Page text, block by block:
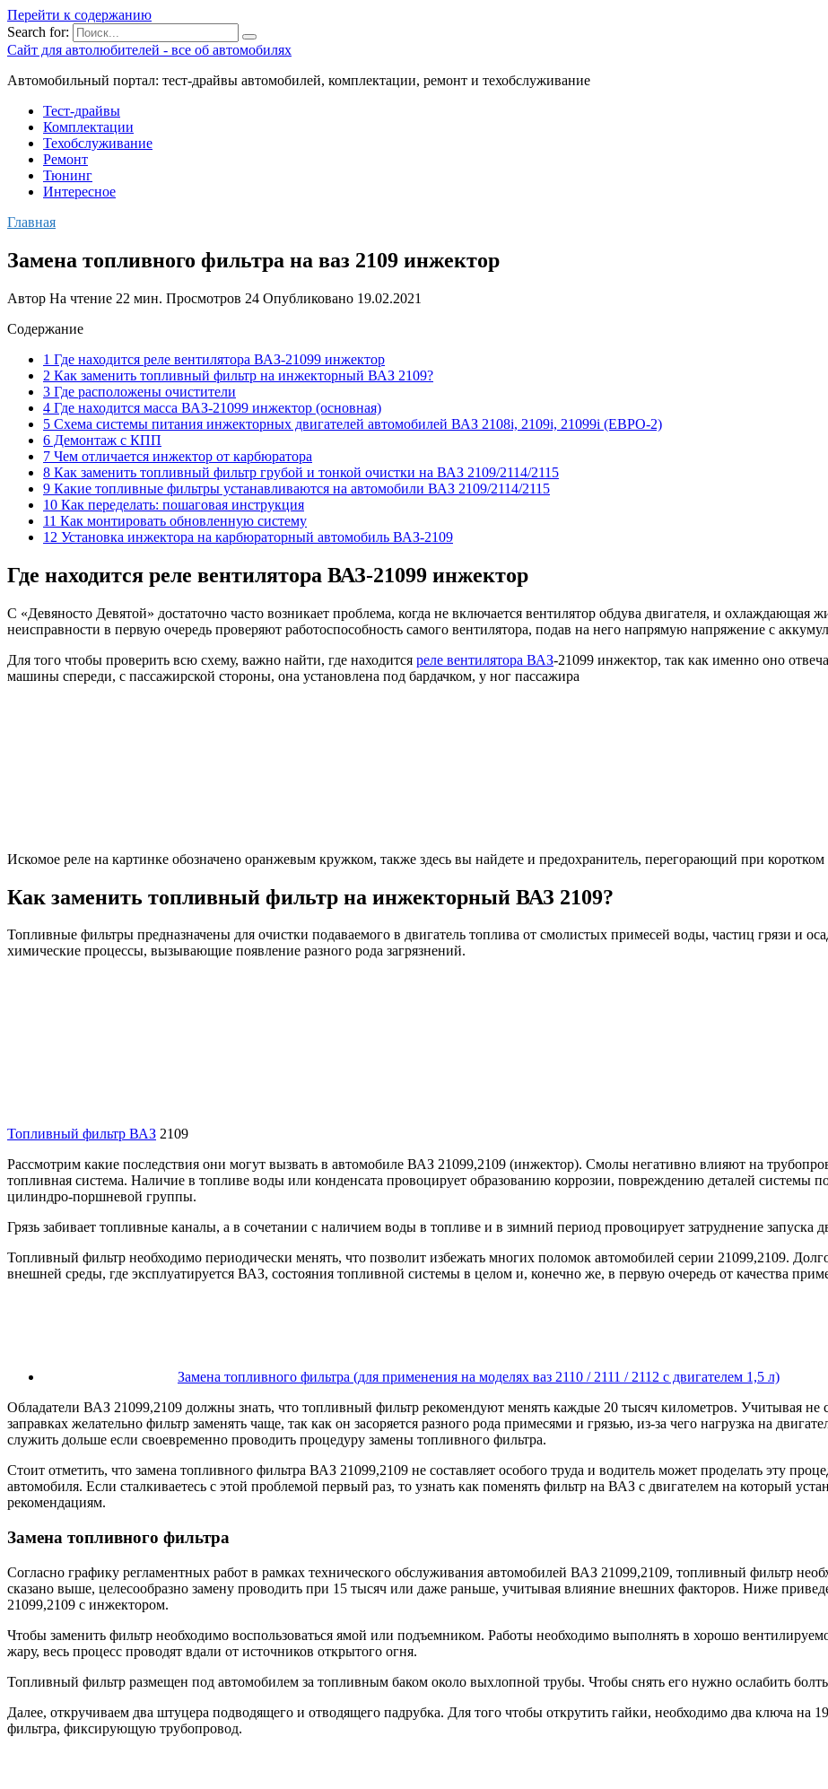
Перейти к содержанию
Search for:
Сайт для автолюбителей - все об автомобилях
Автомобильный портал: тест-драйвы автомобилей, комплектации, ремонт и техобслуживание
Тест-драйвы
Комплектации
Техобслуживание
Ремонт
Тюнинг
Интересное
Главная
Замена топливного фильтра на ваз 2109 инжектор
Автор На чтение 22 мин. Просмотров 24 Опубликовано 19.02.2021
Содержание
1 Где находится реле вентилятора ВАЗ-21099 инжектор
2 Как заменить топливный фильтр на инжекторный ВАЗ 2109?
3 Где расположены очистители
4 Где находится масса ВАЗ-21099 инжектор (основная)
5 Схема системы питания инжекторных двигателей автомобилей ВАЗ 2108i, 2109i, 21099i (ЕВРО-2)
6 Демонтаж с КПП
7 Чем отличается инжектор от карбюратора
8 Как заменить топливный фильтр грубой и тонкой очистки на ВАЗ 2109/2114/2115
9 Какие топливные фильтры устанавливаются на автомобили ВАЗ 2109/2114/2115
10 Как переделать: пошаговая инструкция
11 Как монтировать обновленную систему
12 Установка инжектора на карбюраторный автомобиль ВАЗ-2109
Где находится реле вентилятора ВАЗ-21099 инжектор
С «Девяносто Девятой» достаточно часто возникает проблема, когда не включается вентилятор обдува двигателя, и охлаждающая
неисправности в первую очередь проверяют работоспособность самого вентилятора, подав на него напрямую напряжение с
Для того чтобы проверить всю схему, важно найти, где находится реле вентилятора ВАЗ-21099 инжектор, так как именно оно
машины спереди, с пассажирской стороны, она установлена под бардачком, у ног пассажира
Искомое реле на картинке обозначено оранжевым кружком, также здесь вы найдете и предохранитель, перегорающий при
Как заменить топливный фильтр на инжекторный ВАЗ 2109?
Топливные фильтры предназначены для очистки подаваемого в двигатель топлива от смолистых примесей воды, частиц грязи и
химические процессы, вызывающие появление разного рода загрязнений.
Топливный фильтр ВАЗ 2109
Рассмотрим какие последствия они могут вызвать в автомобиле ВАЗ 21099,2109 (инжектор). Смолы негативно влияют на
топливная система. Наличие в топливе воды или конденсата провоцирует образованию коррозии, повреждению деталей системы
цилиндро-поршневой группы.
Грязь забивает топливные каналы, а в сочетании с наличием воды в топливе и в зимний период провоцирует затруднение запуска
Топливный фильтр необходимо периодически менять, что позволит избежать многих поломок автомобилей серии 21099,2109.
внешней среды, где эксплуатируется ВАЗ, состояния топливной системы в целом и, конечно же, в первую очередь от качества
Замена топливного фильтра (для применения на моделях ваз 2110 / 2111 / 2112 с двигателем 1,5 л)
Обладатели ВАЗ 21099,2109 должны знать, что топливный фильтр рекомендуют менять каждые 20 тысяч километров. Учитывая не
заправках желательно фильтр заменять чаще, так как он засоряется разного рода примесями и грязью, из-за чего нагрузка на
служить дольше если своевременно проводить процедуру замены топливного фильтра.
Стоит отметить, что замена топливного фильтра ВАЗ 21099,2109 не составляет особого труда и водитель может проделать эту
автомобиля. Если сталкиваетесь с этой проблемой первый раз, то узнать как поменять фильтр на ВАЗ с двигателем на который
рекомендациям.
Замена топливного фильтра
Согласно графику регламентных работ в рамках технического обслуживания автомобилей ВАЗ 21099,2109, топливный фильтр
сказано выше, целесообразно замену проводить при 15 тысяч или даже раньше, учитывая влияние внешних факторов. Ниже
21099,2109 с инжектором.
Чтобы заменить фильтр необходимо воспользоваться ямой или подъемником. Работы необходимо выполнять в хорошо
жару, весь процесс проводят вдали от источников открытого огня.
Топливный фильтр размещен под автомобилем за топливным баком около выхлопной трубы. Чтобы снять его нужно ослабить
Далее, откручиваем два штуцера подводящего и отводящего падрубка. Для того чтобы открутить гайки, необходимо два ключа на
фильтра, фиксирующую трубопровод.